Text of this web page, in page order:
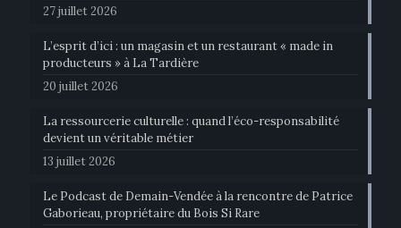
27 juillet 2026
L’esprit d’ici : un magasin et un restaurant « made in
producteurs » à La Tardière
20 juillet 2026
La ressourcerie culturelle : quand l’éco-responsabilité
devient un véritable métier
13 juillet 2026
Le Podcast de Demain-Vendée à la rencontre de Patrice
Gaborieau, propriétaire du Bois Si Rare